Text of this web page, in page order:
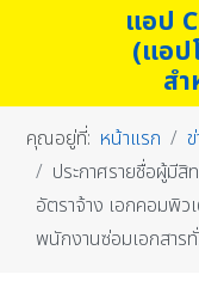
แอป
(แอป
ส
คุณอยู่ที่: หน้าแรก
ประกาศรายชื่อผู้มี
อัตราจ้าง เอกคอมพิว
พนักงานซ่อมเอกสารทั่